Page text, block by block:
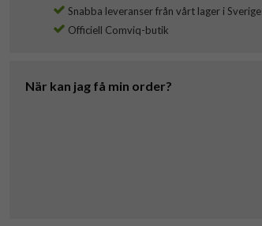
Snabba leveranser från vårt lager i Sverige
Officiell Comviq-butik
När kan jag få min order?